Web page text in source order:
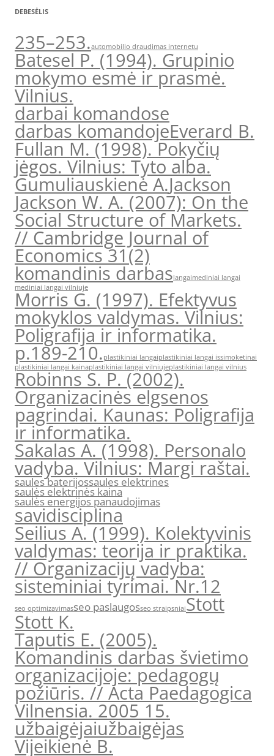
DEBESĖLIS
235–253.automobilio draudimas internetu
Batesel P. (1994). Grupinio
mokymo esmė ir prasmė.
Vilnius.
darbai komandose
darbas komandojeEverard B.
Fullan M. (1998). Pokyčių
jėgos. Vilnius: Tyto alba.
Gumuliauskienė A.Jackson
Jackson W. A. (2007): On the
Social Structure of Markets.
// Cambridge Journal of
Economics 31(2)
komandinis darbaslangaimediniai langai
mediniai langai vilniuje
Morris G. (1997). Efektyvus
mokyklos valdymas. Vilnius:
Poligrafija ir informatika.
p.189-210. plastikiniai langaiplastikiniai langai issimoketinai
plastikiniai langai kainaplastikiniai langai vilniujeplastikiniai langai vilnius
Robinns S. P. (2002).
Organizacinės elgsenos
pagrindai. Kaunas: Poligrafija
ir informatika.
Sakalas A. (1998). Personalo
vadyba. Vilnius: Margi raštai.
saules baterijossaules elektrines
saulės elektrinės kaina
saulės energijos panaudojimas
savidisciplina
Seilius A. (1999). Kolektyvinis
valdymas: teorija ir praktika.
// Organizacijų vadyba:
sisteminiai tyrimai. Nr.12
seo optimizavimasseo paslaugosseo straipsniaiStott
Stott K.
Taputis E. (2005).
Komandinis darbas švietimo
organizacijoje: pedagogų
požiūris. // Acta Paedagogica
Vilnensia. 2005 15.
užbaigėjaiužbaigėjas
Vijeikienė B.